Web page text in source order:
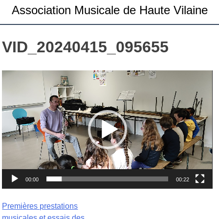
Association Musicale de Haute Vilaine
VID_20240415_095655
Lecteur
00:00 00:22
Navigation
Premières prestations